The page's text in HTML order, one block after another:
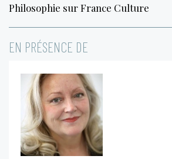
Philosophie sur France Culture
EN PRÉSENCE DE